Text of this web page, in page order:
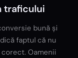
traficului
bună și
faptul că nu
Oamenii